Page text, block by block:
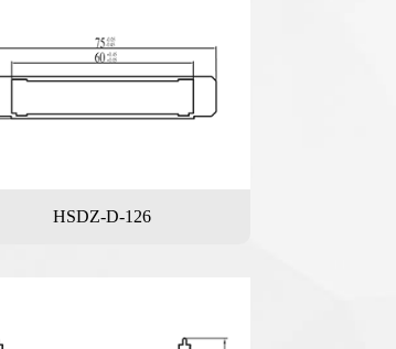
HSDZ-D-126